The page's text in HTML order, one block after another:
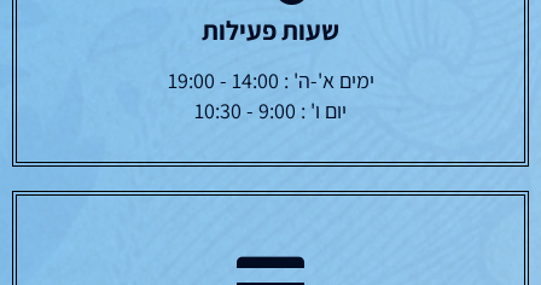
שעות פעילות
ימים א'-ה' : 14:00 - 19:00
יום ו' : 9:00 - 10:30